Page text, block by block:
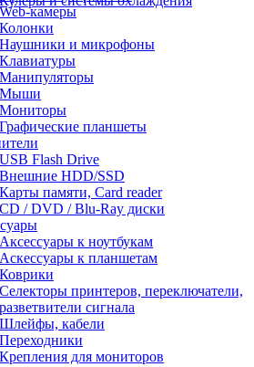
Web-камеры
Колонки
Наушники и микрофоны
Клавиатуры
Манипуляторы
Мыши
Мониторы
Графические планшеты
USB Flash Drive
Внешние HDD/SSD
Карты памяти, Card reader
CD / DVD / Blu-Ray диски
Аксессуары к ноутбукам
Аскессуары к планшетам
Коврики
Селекторы принтеров, переключатели,
разветвители сигнала
Шлейфы, кабели
Переходники
Крепления для мониторов